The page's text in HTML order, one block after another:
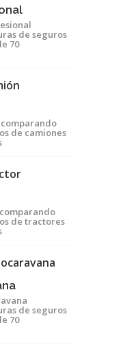
de seguros
70
de camiones
de tractores
de seguros
70